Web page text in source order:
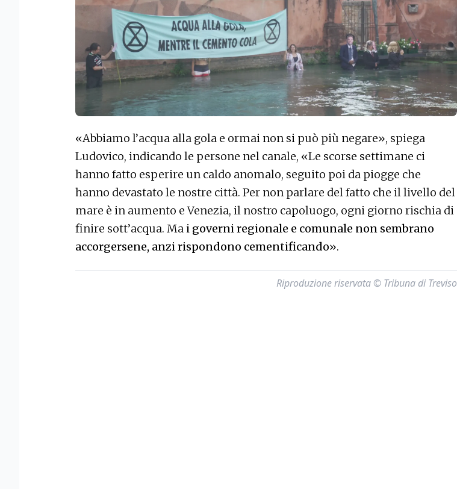
«Abbiamo l’acqua alla gola e ormai non si può più negare», spiega
Ludovico, indicando le persone nel canale, «Le scorse settimane ci
hanno fatto esperire un caldo anomalo, seguito poi da piogge che
hanno devastato le nostre città. Per non parlare del fatto che il livello del
mare è in aumento e Venezia, il nostro capoluogo, ogni giorno rischia di
finire sott’acqua. Ma i governi regionale e comunale non sembrano
accorgersene, anzi rispondono cementificando».
Riproduzione riservata © Tribuna di Treviso